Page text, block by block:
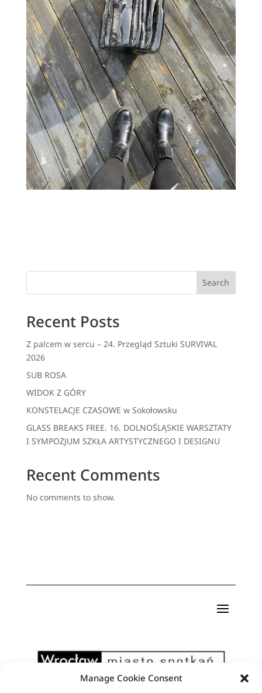
Manage Cookie Consent
Search
Recent Posts
Z palcem w sercu – 24. Przegląd Sztuki SURVIVAL
2026
SUB ROSA
WIDOK Z GÓRY
KONSTELACJE CZASOWE w Sokołowsku
GLASS BREAKS FREE. 16. DOLNOŚLĄSKIE WARSZTATY
I SYMPOZJUM SZKŁA ARTYSTYCZNEGO I DESIGNU
Recent Comments
No comments to show.